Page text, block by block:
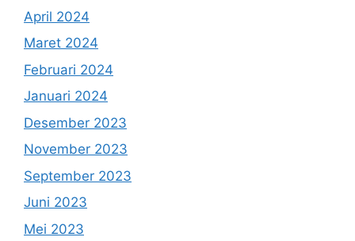
April 2024
Maret 2024
Februari 2024
Januari 2024
Desember 2023
November 2023
September 2023
Juni 2023
Mei 2023